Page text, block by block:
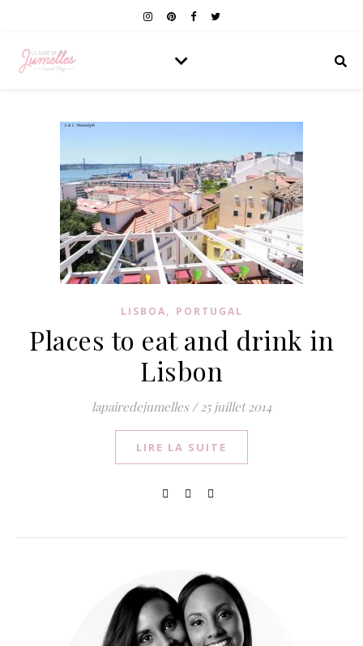
LISBOA, PORTUGAL
Places to eat and drink in
Lisbon
lapairedejumelles / 25 juillet 2014
LIRE LA SUITE